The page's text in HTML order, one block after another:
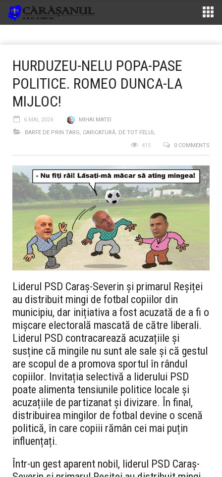
HURDUZEU-NELU POPA-PASE
POLITICE. ROMEO DUNCA-LA
MIJLOC!
6 MAI, 2024
MIHAI MATEI
BARFE DE PRIN TARG, CARICATURĂ, DE TOT FELUL
0 COMMENTS
415
Liderul PSD Caraș-Severin și primarul Reșiței
au distribuit mingi de fotbal copiilor din
municipiu, dar inițiativa a fost acuzată de a fi o
mișcare electorală mascată de către liberali.
Liderul PSD contracarează acuzațiile și
susține că mingile nu sunt ale sale și că gestul
are scopul de a promova sportul în rândul
copiilor. Invitația selectivă a liderului PSD
poate alimenta tensiunile politice locale și
acuzațiile de partizanat și divizare. În final,
distribuirea mingilor de fotbal devine o scenă
politică, în care copiii rămân cei mai puțin
influențați.
Într-un gest aparent nobil, liderul PSD Caraș-